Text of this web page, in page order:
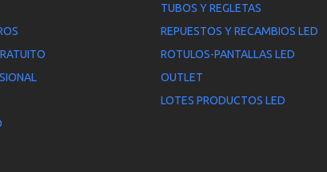
TUBOS Y REGLETAS
REPUESTOS Y RECAMBIOS LED
ROTULOS-PANTALLAS LED
OUTLET
LOTES PRODUCTOS LED